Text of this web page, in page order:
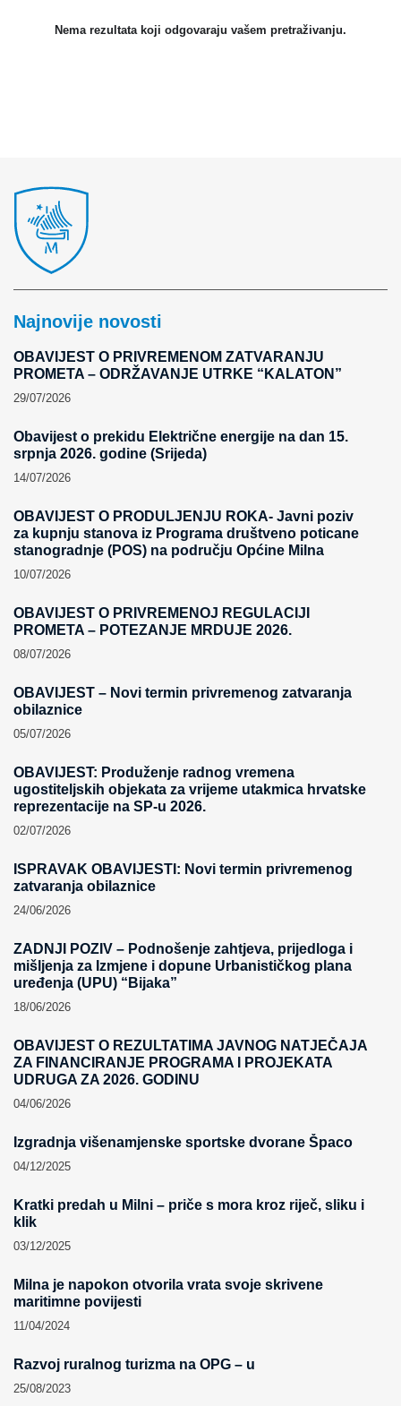
Nema rezultata koji odgovaraju vašem pretraživanju.
Najnovije novosti
OBAVIJEST O PRIVREMENOM ZATVARANJU
PROMETA – ODRŽAVANJE UTRKE “KALATON”
29/07/2026
Obavijest o prekidu Električne energije na dan 15.
srpnja 2026. godine (Srijeda)
14/07/2026
OBAVIJEST O PRODULJENJU ROKA- Javni poziv
za kupnju stanova iz Programa društveno poticane
stanogradnje (POS) na području Općine Milna
10/07/2026
OBAVIJEST O PRIVREMENOJ REGULACIJI
PROMETA – POTEZANJE MRDUJE 2026.
08/07/2026
OBAVIJEST – Novi termin privremenog zatvaranja
obilaznice​
05/07/2026
OBAVIJEST: Produženje radnog vremena
ugostiteljskih objekata za vrijeme utakmica hrvatske
reprezentacije na SP-u 2026.
02/07/2026
ISPRAVAK OBAVIJESTI: Novi termin privremenog
zatvaranja obilaznice​
24/06/2026
ZADNJI POZIV – Podnošenje zahtjeva, prijedloga i
mišljenja za Izmjene i dopune Urbanističkog plana
uređenja (UPU) “Bijaka”
18/06/2026
OBAVIJEST O REZULTATIMA JAVNOG NATJEČAJA
ZA FINANCIRANJE PROGRAMA I PROJEKATA
UDRUGA ZA 2026. GODINU
04/06/2026
Izgradnja višenamjenske sportske dvorane Špaco
04/12/2025
Kratki predah u Milni – priče s mora kroz riječ, sliku i
klik
03/12/2025
Milna je napokon otvorila vrata svoje skrivene
maritimne povijesti
11/04/2024
Razvoj ruralnog turizma na OPG – u
25/08/2023